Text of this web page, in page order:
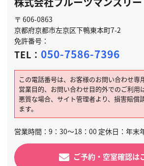
〒 606-0863
京都府京都市左京区下鴨東本町7-2
免許番号：
TEL： 050-7586-7396
この電話番号は、お客様のお問い合わせ専
営業目的、お問い合わせ目的外でのご利用
悪質な場合、サイト管理者より、損害賠償
ます。
営業時間：9：30～18：00 定休日：年末
ご予約・空室確認は